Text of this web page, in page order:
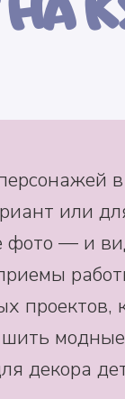
в
или
— и
модные
декора